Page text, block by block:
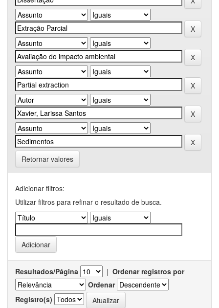
Retornar valores
Adicionar filtros:
Utilizar filtros para refinar o resultado de busca.
Resultados/Página | Ordenar registros por
Ordenar
Registro(s)